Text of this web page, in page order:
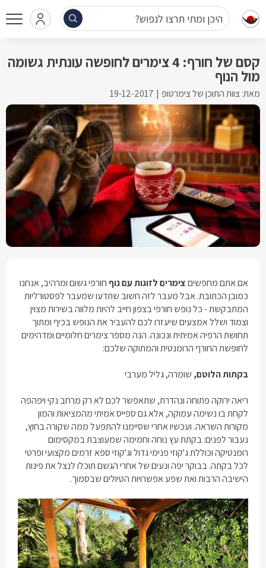
היכן ומתי תרצו לנפוש?
קסם של חורף: 4 צימרים לחופשה עונתית גשומה
מול הנוף
מאת: צוות התוכן של צימרטופ 19-12-2017
אם אתם מחפשיםצימרים לזוגות עם נוף חורפי גשום ומרהיב, אנחנו
כמובן הכתובת. אבל מעבר לזה חשוב שתדעו שמעבר לפסטורליות
המתבקשת - כל נופש חורפי בצפון חייב להיות מלווה בשירות מצוין
וצמוד ושלל אמצעים שיעזרו לכם להעביר את הנופש בכיף ומתוך
תחושת הרפיה אמיתית ונכונה. הנה מספר צימרים חלומיים ומדהימים
לחופשת החורף הרומנטית והמתוקה שלכם:
בקתות הלוטם, שומרה, גליל מערבי
ריאה ירוקה פתוחה ונהדרת, שתאפשר לכם לא רק מרחב נקי ויפהפה
לקחת בו נשימה עמוקה, אלא גם ספייס אמיתי מהמציאות והמון
מקורות השראה. ועכשיו אחרי שסיימנו להתפעל ממה שקורה בחוץ,
נעבור לפנים: בקתת עץ נוחה וחמימה שמעוצבת במקסימום
רומנטיקה וכוללת ג'קוזי פנימי גדול וג'קוזי ספא זרמים מקצועי ופרטי
לכל בקתה. בבוקר יפה ונעים של אחרי הגשם תוכלו לנצל את פינות
הישיבה הרבות ואת שפע אפשרויות הטיולים שבסמוך.